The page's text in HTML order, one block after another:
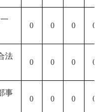
0 0 0 0
法
0 0 0 0
事
0 0 0 0